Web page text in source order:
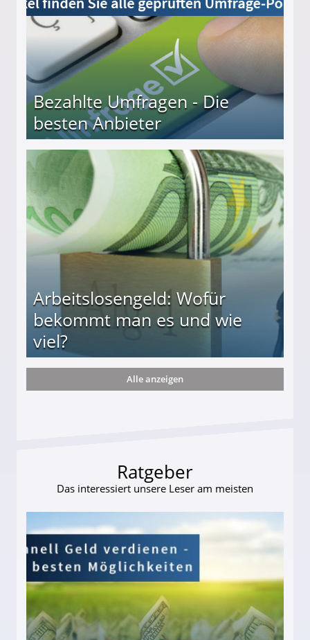
Bezahlte Umfragen - Die
besten Anbieter
Arbeitslosengeld: Wofür
bekommt man es und wie
viel?
und wie viel?
Alle anzeigen
Ratgeber
Das interessiert unsere Leser am meisten